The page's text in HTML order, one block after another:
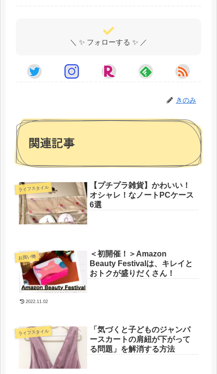
＼ ✨ フォローする ✨ ／
きのみ
関連記事
ライフスタイル
【プチプラ雑貨】かわいい！
オシャレ！なノートPCケース
6選
お買い物
＜初開催！＞Amazon
Beauty Festivalは、キレイと
おトクが盛りだくさん！
2022.11.02
ライフスタイル
「気づくと子どものジャンパ
ースカートの肩紐が下がって
る問題」を解消する方法